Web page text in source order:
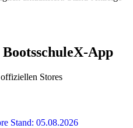
App
Stores
Stand: 05.08.2026